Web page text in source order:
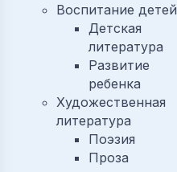
Воспитание детей
Детская
литература
Развитие
ребенка
Художественная
литература
Поэзия
Проза